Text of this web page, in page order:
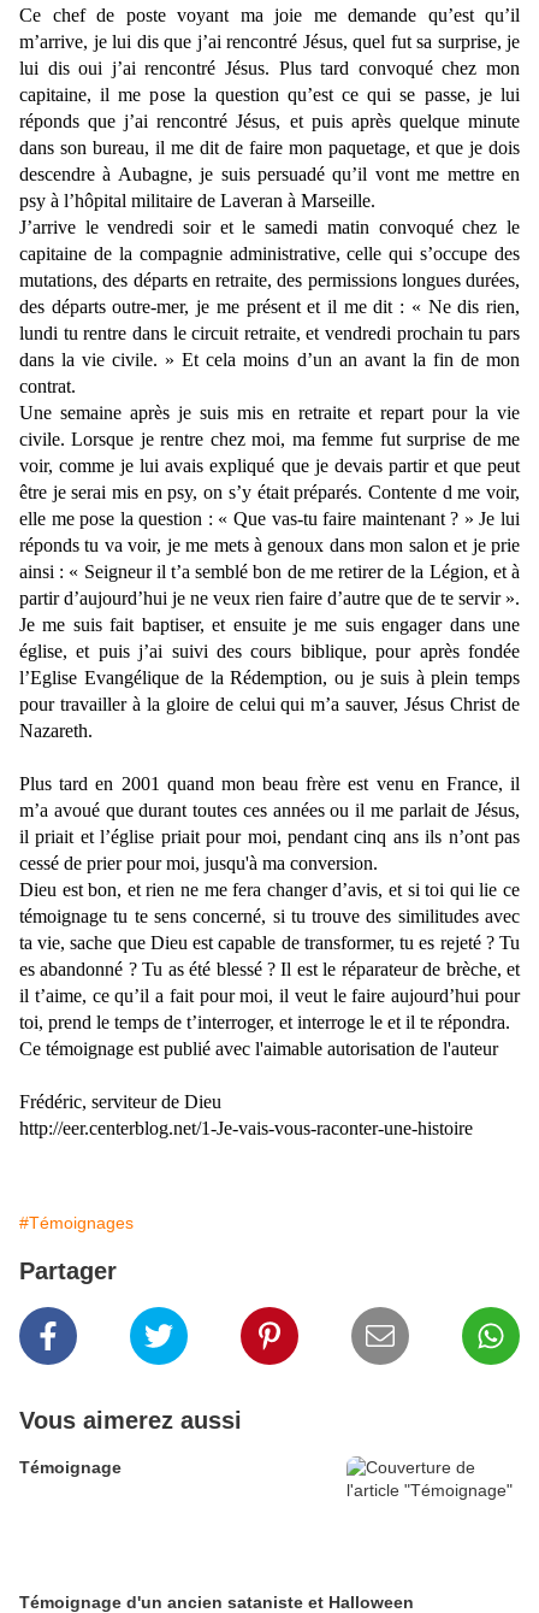
Ce chef de poste voyant ma joie me demande qu’est qu’il
m’arrive, je lui dis que j’ai rencontré Jésus, quel fut sa surprise, je
lui dis oui j’ai rencontré Jésus. Plus tard convoqué chez mon
capitaine, il me pose la question qu’est ce qui se passe, je lui
réponds que j’ai rencontré Jésus, et puis après quelque minute
dans son bureau, il me dit de faire mon paquetage, et que je dois
descendre à Aubagne, je suis persuadé qu’il vont me mettre en
psy à l’hôpital militaire de Laveran à Marseille.
J’arrive le vendredi soir et le samedi matin convoqué chez le
capitaine de la compagnie administrative, celle qui s’occupe des
mutations, des départs en retraite, des permissions longues durées,
des départs outre-mer, je me présent et il me dit : « Ne dis rien,
lundi tu rentre dans le circuit retraite, et vendredi prochain tu pars
dans la vie civile. » Et cela moins d’un an avant la fin de mon
contrat.
Une semaine après je suis mis en retraite et repart pour la vie
civile. Lorsque je rentre chez moi, ma femme fut surprise de me
voir, comme je lui avais expliqué que je devais partir et que peut
être je serai mis en psy, on s’y était préparés. Contente d me voir,
elle me pose la question : « Que vas-tu faire maintenant ? » Je lui
réponds tu va voir, je me mets à genoux dans mon salon et je prie
ainsi : « Seigneur il t’a semblé bon de me retirer de la Légion, et à
partir d’aujourd’hui je ne veux rien faire d’autre que de te servir ».
Je me suis fait baptiser, et ensuite je me suis engager dans une
église, et puis j’ai suivi des cours biblique, pour après fondée
l’Eglise Evangélique de la Rédemption, ou je suis à plein temps
pour travailler à la gloire de celui qui m’a sauver, Jésus Christ de
Nazareth.
Plus tard en 2001 quand mon beau frère est venu en France, il
m’a avoué que durant toutes ces années ou il me parlait de Jésus,
il priait et l’église priait pour moi, pendant cinq ans ils n’ont pas
cessé de prier pour moi, jusqu'à ma conversion.
Dieu est bon, et rien ne me fera changer d’avis, et si toi qui lie ce
témoignage tu te sens concerné, si tu trouve des similitudes avec
ta vie, sache que Dieu est capable de transformer, tu es rejeté ? Tu
es abandonné ? Tu as été blessé ? Il est le réparateur de brèche, et
il t’aime, ce qu’il a fait pour moi, il veut le faire aujourd’hui pour
toi, prend le temps de t’interroger, et interroge le et il te répondra.
Ce témoignage est publié avec l'aimable autorisation de l'auteur
Frédéric, serviteur de Dieu
http://eer.centerblog.net/1-Je-vais-vous-raconter-une-histoire
#Témoignages
Partager
Vous aimerez aussi
Témoignage
Témoignage d'un ancien sataniste et Halloween